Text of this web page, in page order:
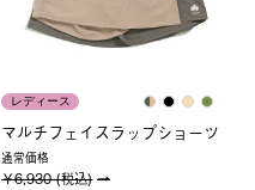
レディース
マルチフェイスラップショーツ
通常価格
￥6,930 (税込)